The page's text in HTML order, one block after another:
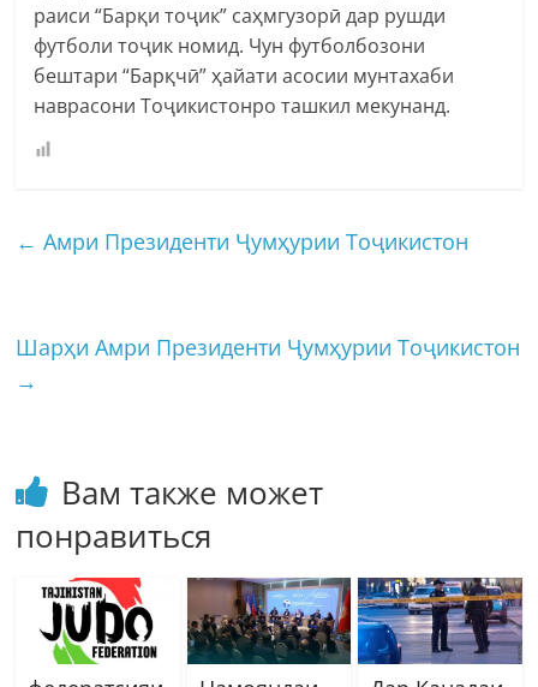
раиси “Барқи тоҷик” саҳмгузорӣ дар рушди
футболи тоҷик номид. Чун футболбозони
бештари “Барқчӣ” ҳайати асосии мунтахаби
наврасони Тоҷикистонро ташкил мекунанд.
← Амри Президенти Ҷумҳурии Тоҷикистон
Шарҳи Амри Президенти Ҷумҳурии Тоҷикистон
→
Вам также может
понравиться